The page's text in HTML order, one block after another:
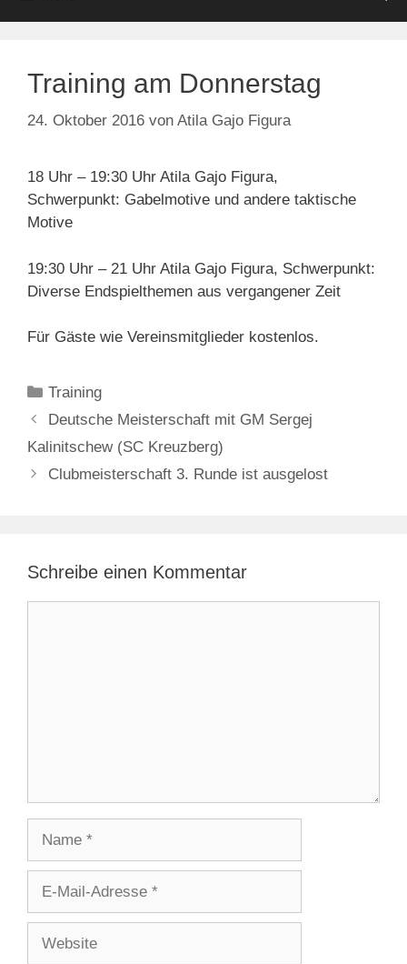
Training am Donnerstag
24. Oktober 2016 von Atila Gajo Figura
18 Uhr – 19:30 Uhr Atila Gajo Figura,
Schwerpunkt: Gabelmotive und andere taktische
Motive
19:30 Uhr – 21 Uhr Atila Gajo Figura, Schwerpunkt:
Diverse Endspielthemen aus vergangener Zeit
Für Gäste wie Vereinsmitglieder kostenlos.
Kategorien
Training
Deutsche Meisterschaft mit GM Sergej
Kalinitschew (SC Kreuzberg)
Clubmeisterschaft 3. Runde ist ausgelost
Schreibe einen Kommentar
Adresse